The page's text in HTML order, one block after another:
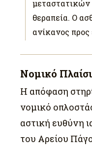
μεταστατικών
θεραπεία. Ο
ανίκανος προς
Νομικό
Η απόφαση
νομικό
αστική ευθύνη
του Αρείου